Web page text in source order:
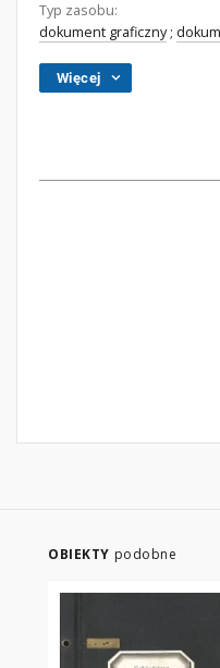
Typ zasobu:
dokument graficzny;
Więcej
OBIEKTY podobne